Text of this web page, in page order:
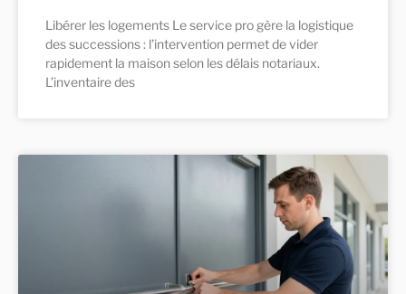
Libérer les logements Le service pro gère la logistique
des successions : l’intervention permet de vider
rapidement la maison selon les délais notariaux.
L’inventaire des